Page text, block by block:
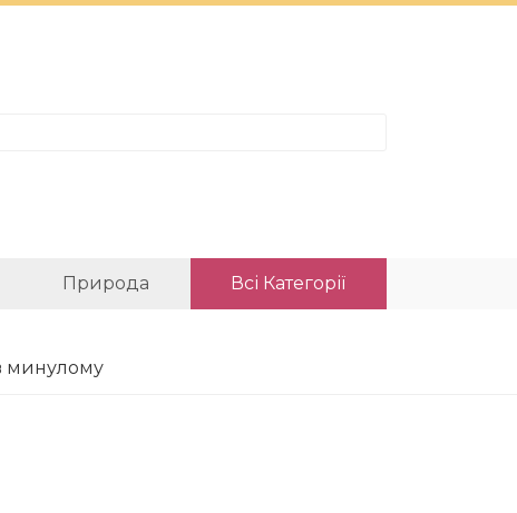
Природа Всі Категорії
минулому